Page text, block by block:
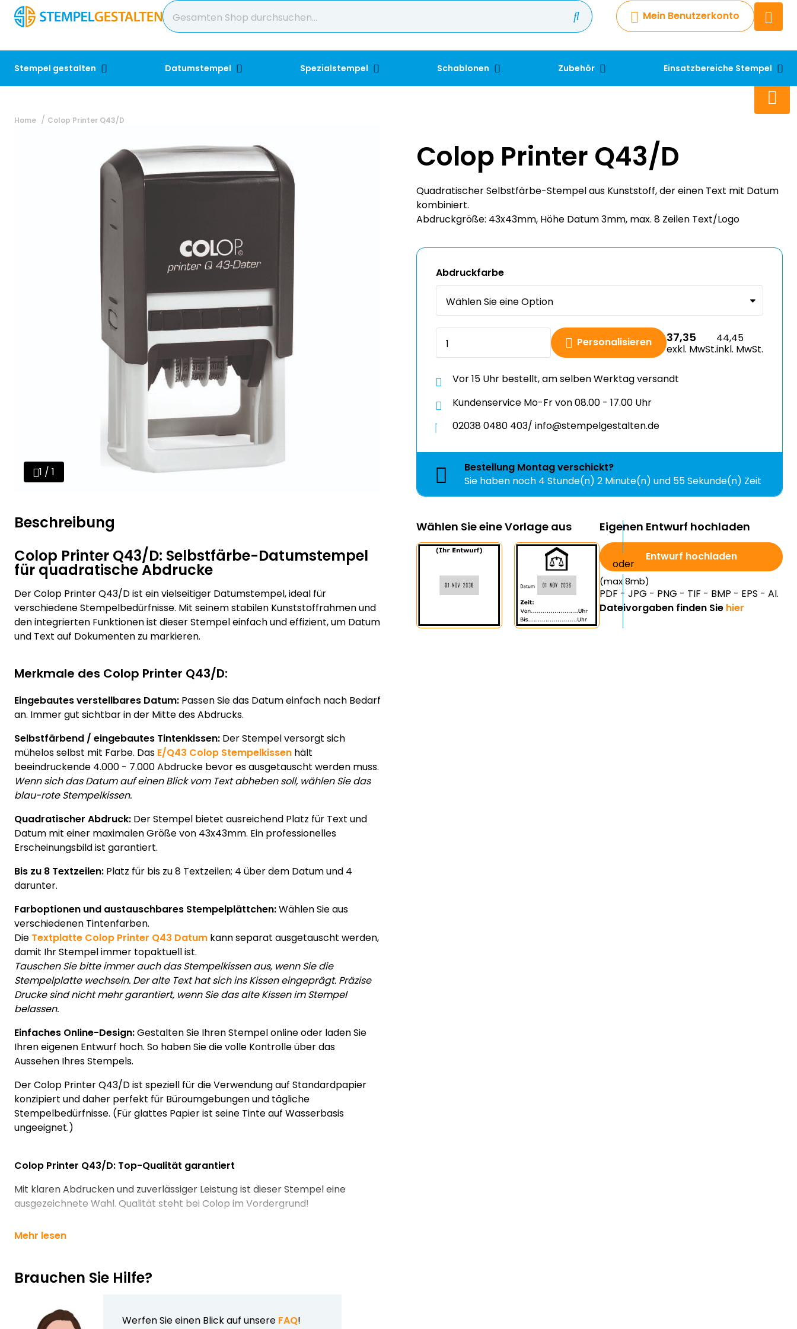
Mein Benutzerkonto
Stempel gestalten Datumstempel Spezialstempel Schablonen Zubehör Einsatzbereiche Stempel
Chatbot
Chatten Sie 24/7 mit unserem
+49 2038 0480 403
Home Colop Printer Q43/D
1 / 1
Beschreibung
Colop Printer Q43/D: Selbstfärbe-Datumstempel
für quadratische Abdrucke
Der Colop Printer Q43/D ist ein vielseitiger Datumstempel, ideal für
verschiedene Stempelbedürfnisse. Mit seinem stabilen Kunststoffrahmen und
den integrierten Funktionen ist dieser Stempel einfach und effizient, um Datum
und Text auf Dokumenten zu markieren.
Merkmale des Colop Printer Q43/D:
Eingebautes verstellbares Datum: Passen Sie das Datum einfach nach Bedarf
an. Immer gut sichtbar in der Mitte des Abdrucks.
Selbstfärbend / eingebautes Tintenkissen: Der Stempel versorgt sich
mühelos selbst mit Farbe. Das E/Q43 Colop Stempelkissen hält
beeindruckende 4.000 - 7.000 Abdrucke bevor es ausgetauscht werden muss.
Wenn sich das Datum auf einen Blick vom Text abheben soll, wählen Sie das
blau-rote Stempelkissen.
Quadratischer Abdruck: Der Stempel bietet ausreichend Platz für Text und
Datum mit einer maximalen Größe von 43x43mm. Ein professionelles
Erscheinungsbild ist garantiert.
Bis zu 8 Textzeilen: Platz für bis zu 8 Textzeilen; 4 über dem Datum und 4
darunter.
Farboptionen und austauschbares Stempelplättchen:Wählen Sie aus
verschiedenen Tintenfarben.
Die Textplatte Colop Printer Q43 Datum kann separat ausgetauscht werden,
damit Ihr Stempel immer topaktuell ist.
Tauschen Sie bitte immer auch das Stempelkissen aus, wenn Sie die
Stempelplatte wechseln. Der alte Text hat sich ins Kissen eingeprägt. Präzise
Drucke sind nicht mehr garantiert, wenn Sie das alte Kissen im Stempel
belassen.
Einfaches Online-Design:Gestalten Sie Ihren Stempel online oder laden Sie
Ihren eigenen Entwurf hoch. So haben Sie die volle Kontrolle über das
Aussehen Ihres Stempels.
Der Colop Printer Q43/D ist speziell für die Verwendung auf Standardpapier
konzipiert und daher perfekt für Büroumgebungen und tägliche
Stempelbedürfnisse. (Für glattes Papier ist seine Tinte auf Wasserbasis
ungeeignet.)
Colop Printer Q43/D: Top-Qualität garantiert
Mit klaren Abdrucken und zuverlässiger Leistung ist dieser Stempel eine
ausgezeichnete Wahl. Qualität steht bei Colop im Vordergrund!
Mehr lesen
Brauchen Sie Hilfe?
Werfen Sie einen Blick auf unsere FAQ!
Colop Printer Q43/D
Quadratischer Selbstfärbe-Stempel aus Kunststoff, der einen Text mit Datum
kombiniert.
Abdruckgröße: 43x43mm, Höhe Datum 3mm, max. 8 Zeilen Text/Logo
37,35
exkl. MwSt.
44,45
Vor 15 Uhr bestellt, am selben Werktag versandt
Kundenservice Mo-Fr von 08.00 - 17.00 Uhr
02038 0480 403/ info@stempelgestalten.de
BestellungMontagverschickt?
Sie haben noch4 Stunde(n) 2 Minute(n) und 54 Sekunde(n) Zeit
(max 8mb)
PDF - JPG - PNG - TIF - BMP - EPS - AI.
Dateivorgaben finden Siehier